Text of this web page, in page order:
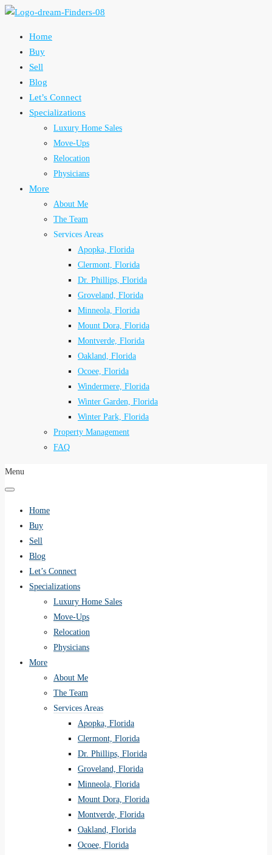
Home
Buy
Sell
Blog
Let’s Connect
Specializations
Luxury Home Sales
Move-Ups
Relocation
Physicians
More
About Me
The Team
Services Areas
Apopka, Florida
Clermont, Florida
Dr. Phillips, Florida
Groveland, Florida
Minneola, Florida
Mount Dora, Florida
Montverde, Florida
Oakland, Florida
Ocoee, Florida
Windermere, Florida
Winter Garden, Florida
Winter Park, Florida
Property Management
FAQ
Menu
Home
Buy
Sell
Blog
Let’s Connect
Specializations
Luxury Home Sales
Move-Ups
Relocation
Physicians
More
About Me
The Team
Services Areas
Apopka, Florida
Clermont, Florida
Dr. Phillips, Florida
Groveland, Florida
Minneola, Florida
Mount Dora, Florida
Montverde, Florida
Oakland, Florida
Ocoee, Florida